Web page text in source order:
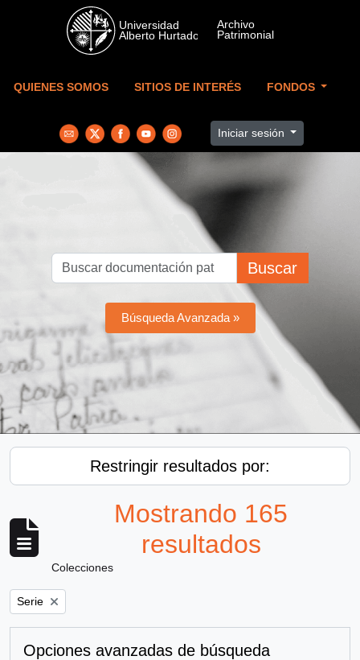
Skip to main content
QUIENES SOMOS SITIOS DE INTERÉS FONDOS
Iniciar sesión
Buscar
Búsqueda Avanzada »
Restringir resultados por:
Mostrando 165
resultados
Colecciones
Remove filter:
Serie
Opciones avanzadas de búsqueda